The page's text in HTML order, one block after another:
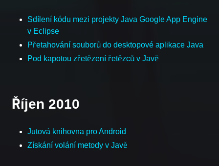
Sdílení kódu mezi projekty Java Google App Engine
v Eclipse
Přetahování souborů do desktopové aplikace Java
Pod kapotou zřetězení řetězců v Javě
Říjen 2010
Jutová knihovna pro Android
Získání volání metody v Javě